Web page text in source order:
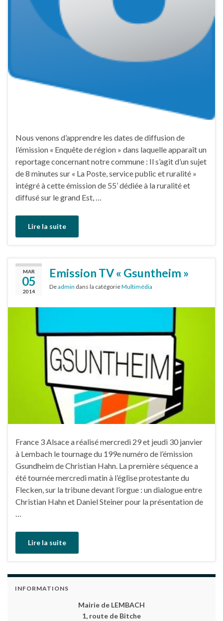
Nous venons d’apprendre les dates de diffusion de
l’émission « Enquête de région » dans laquelle apparaît un
reportage concernant notre commune : Il s’agit d’un sujet
de 8 minutes sur « La Poste, service public et ruralité »
intégré à cette émission de 55’ dédiée à la ruralité et
diffusé sur le grand Est, …
Lire la suite
MAR
05
2014
Emission TV « Gsuntheim »
Deadmin dans la catégorieMultimédia
France 3 Alsace a réalisé mercredi 29 et jeudi 30 janvier
à Lembach le tournage du 199e numéro de l’émission
Gsundheim de Christian Hahn. La première séquence a
été tournée mercredi matin à l’église protestante du
Flecken, sur la tribune devant l’orgue : un dialogue entre
Christian Hahn et Daniel Steiner pour la présentation de
…
Lire la suite
INFORMATIONS
Mairie de LEMBACH
1, route de Bitche